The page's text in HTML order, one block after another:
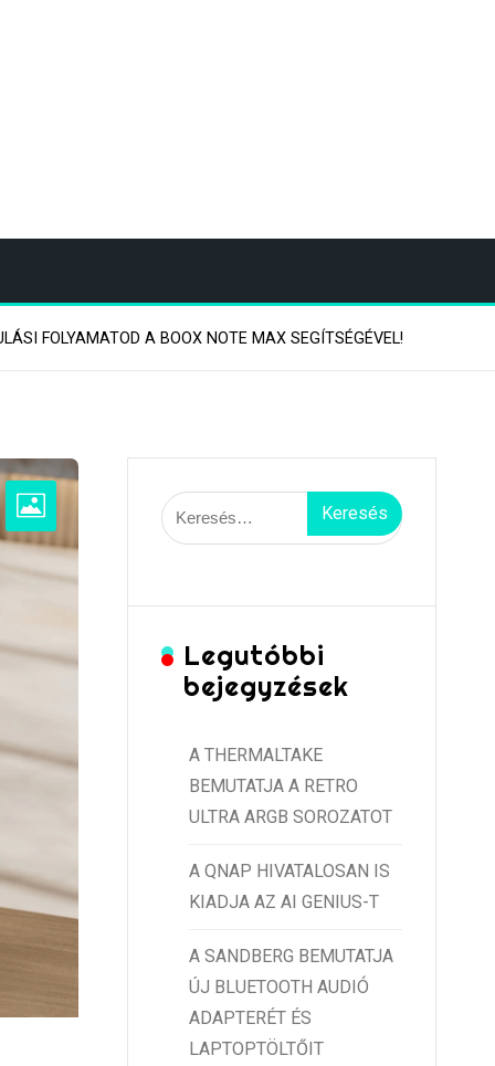
FOLYAMATOD A BOOX NOTE MAX SEGÍTSÉGÉVEL!
Keresés:
Legutóbbi
bejegyzések
A THERMALTAKE
BEMUTATJA A RETRO
ULTRA ARGB SOROZATOT
A QNAP HIVATALOSAN IS
KIADJA AZ AI GENIUS-T
A SANDBERG BEMUTATJA
ÚJ BLUETOOTH AUDIÓ
ADAPTERÉT ÉS
LAPTOPTÖLTŐIT